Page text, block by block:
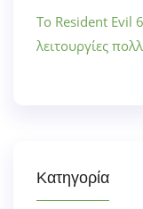
Το Resident Evil
λειτουργίες
Κατηγορία